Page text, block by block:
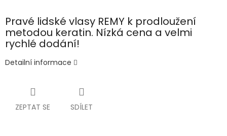
Pravé lidské vlasy REMY k prodloužení
metodou keratin. Nízká cena a velmi
rychlé dodání!
Detailní informace
ZEPTAT SE SDÍLET